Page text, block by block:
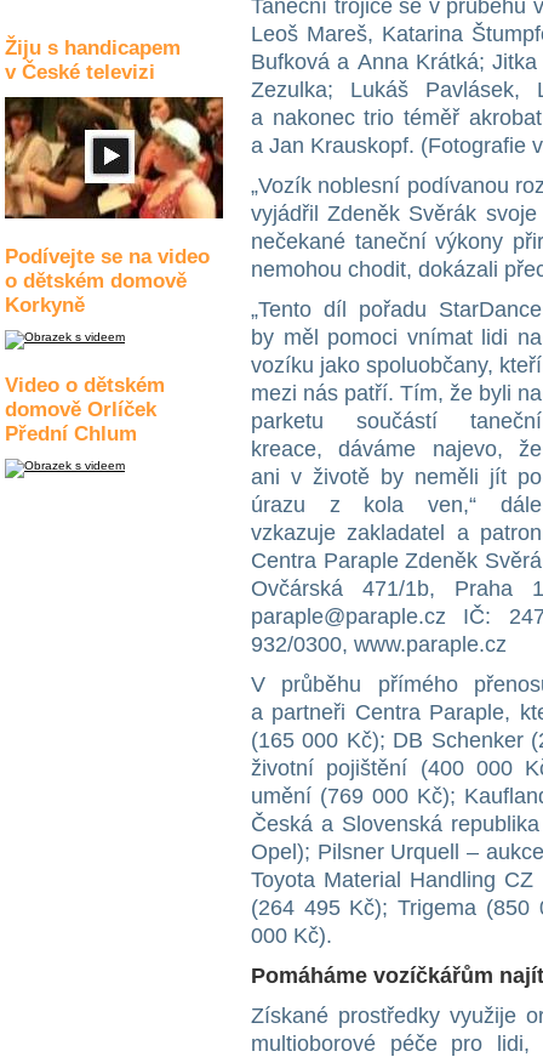
Žiju s handicapem
v České televizi
Podívejte se na video
o dětském domově
Korkyně
Video o dětském
domově Orlíček
Přední Chlum
Taneční trojice se v průběhu
Leoš Mareš, Katarina
Bufková a Anna Krátká;
Zezulka; Lukáš Pavlásek,
a nakonec trio téměř
a Jan Krauskopf. (Fotografie
„Vozík noblesní podívanou
vyjádřil Zdeněk Svěrák
nečekané taneční výkony
nemohou chodit, dokázali
„Tento díl pořadu StarDance
by měl pomoci vnímat lidi na
vozíku jako spoluobčany, kteří
mezi nás patří. Tím, že byli na
parketu součástí taneční
kreace, dáváme najevo, že
ani v životě by neměli jít po
úrazu z kola ven,“ dále
vzkazuje zakladatel a patron
Centra Paraple Zdeněk
Ovčárská 471/1b,
paraple@paraple.cz IČ:
932/0300, www.paraple.cz
V průběhu přímého
a partneři Centra Paraple,
(165 000 Kč); DB Schenker
životní pojištění (400 000
umění (769 000 Kč);
Česká a Slovenská
Opel); Pilsner Urquell –
Toyota Material Handling
(264 495 Kč); Trigema (850
000 Kč).
Pomáháme vozíčkářům
Získané prostředky využije
multioborové péče pro